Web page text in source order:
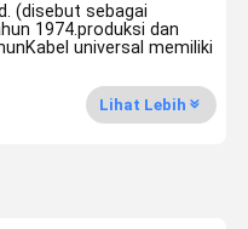
(disebut sebagai
1974.produksi dan
universal memiliki
Lihat Lebih